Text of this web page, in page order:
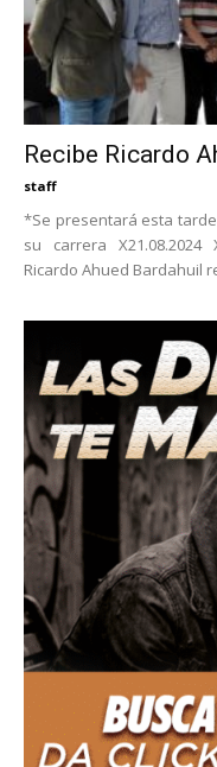
Recibe Ricardo
staff
*Se presentará esta
su carrera
Ricardo Ahued Bardahuil